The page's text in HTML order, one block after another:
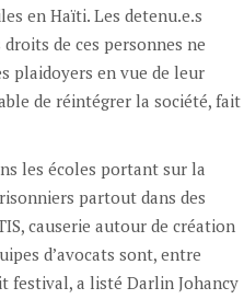
en Haïti. Les detenu.e.s
de ces personnes ne
plaidoyers en vue de leur
de réintégrer la société, fait
les écoles portant sur la
partout dans des
causerie autour de création
d’avocats sont, entre
festival, a listé Darlin Johancy